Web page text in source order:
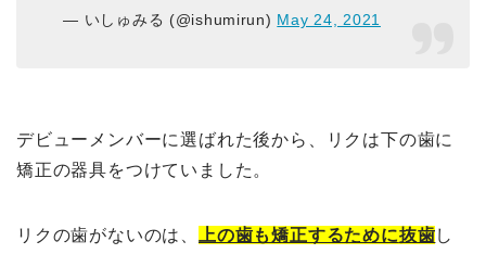
— いしゅみる (@ishumirun) May 24, 2021
デビューメンバーに選ばれた後から、リクは下の歯に
矯正の器具をつけていました。
リクの歯がないのは、 上の歯も矯正するために抜歯し